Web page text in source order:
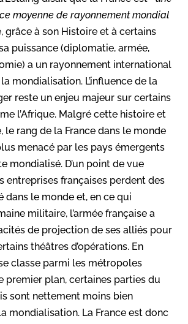
moyenne de rayonnement mondial
grâce à son Histoire et à certains
puissance (diplomatie, armée,
a un rayonnement international
mondialisation. L’influence de la
reste un enjeu majeur sur certains
l’Afrique. Malgré cette histoire et
le rang de la France dans le monde
menacé par les pays émergents
mondialisé. D’un point de vue
entreprises françaises perdent des
dans le monde et, en ce qui
militaire, l’armée française a
de projection de ses alliés pour
théâtres d’opérations. En
classe parmi les métropoles
premier plan, certaines parties du
sont nettement moins bien
mondialisation. La France est donc